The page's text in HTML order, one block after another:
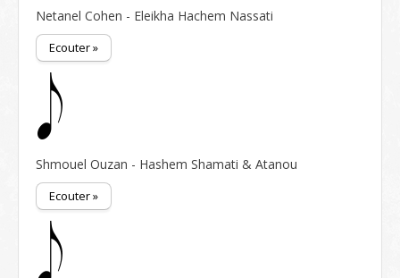
Netanel Cohen - Eleikha Hachem Nassati
Ecouter »
Shmouel Ouzan - Hashem Shamati & Atanou
Ecouter »